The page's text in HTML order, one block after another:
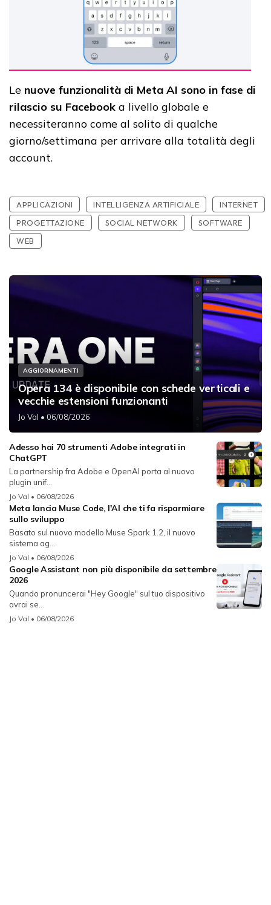
Le nuove funzionalità di Meta AI sono in fase di
rilascio su Facebook a livello globale e
necessiteranno come al solito di qualche
giorno/settimana per arrivare alla totalità degli
account.
APPLICAZIONI INTELLIGENZA ARTIFICIALE
INTERNET
PROGETTAZIONE
SOCIAL NETWORK
SOFTWARE
WEB
AGGIORNAMENTI
Opera 134 è disponibile con schede verticali e
vecchie estensioni funzionanti
Jo Val • 06/08/2026
Adesso hai 70 strumenti Adobe integrati in
ChatGPT
La partnership fra Adobe e OpenAI porta al nuovo
plugin unif...
Jo Val • 06/08/2026
Meta lancia Muse Code, l'AI che ti fa risparmiare
sullo sviluppo
Basato sul nuovo modello Muse Spark 1.2, il nuovo
sistema ag...
Jo Val • 06/08/2026
Google Assistant non più disponibile da settembre
2026
Quando pronuncerai "Hey Google" sul tuo dispositivo
avrai se...
Jo Val • 06/08/2026